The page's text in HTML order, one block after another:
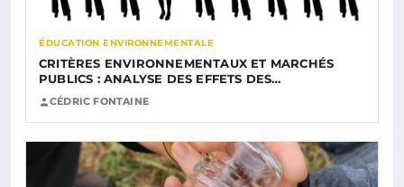
ÉDUCATION ENVIRONNEMENTALE
CRITÈRES ENVIRONNEMENTAUX ET MARCHÉS
PUBLICS : ANALYSE DES EFFETS DES…
CÉDRIC FONTAINE